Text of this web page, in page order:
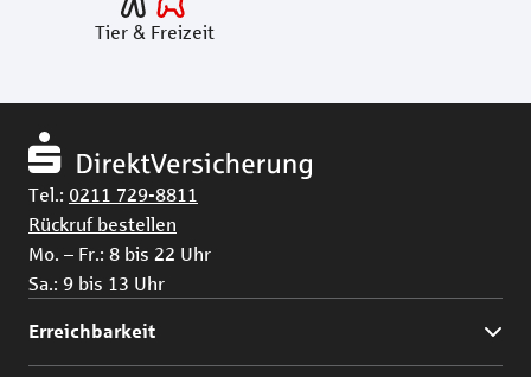
Tier & Freizeit
Tel.: 0211 729-8811
Rückruf bestellen
Mo. – Fr.: 8 bis 22 Uhr
Sa.: 9 bis 13 Uhr
Erreichbarkeit